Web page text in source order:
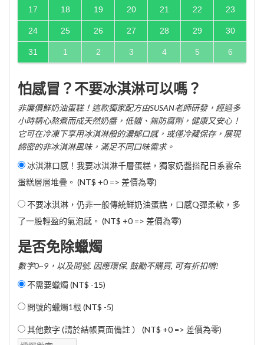
17 18 19 20 21 22 23
24 25 26 27 28 29 30
31 1 2 3 4 5 6
怕感冒？不要冰淇淋可以嗎？
非廉價鮮奶油蛋糕！這款獨家配方由SUSAN老師研發，經過多
小時精心熬煮而成天然奶醬，低糖、無防腐劑，健康又安心！
它可在冷凍下享用冰淇淋般的濃郁口感，或僅冷藏保存，展現
綿密的非冰淇淋風味，滿足不同口味需求。
冰淇淋口感！我要冰淇淋千層蛋糕，獨家奶醬搭配日系雲朵
蛋糕層層堆疊。 (NT$ +0 => 差價為零)
不要冰淇淋，仍非一般傳統鮮奶油蛋糕，口感Q彈柔軟，多
了一股輕盈的氣泡感。 (NT$ +0 => 差價為零)
是否免除蠟燭
數字0~9，以及問號. 因應環保, 鼓勵不購買, 可有折扣唷!
不需要蠟燭 (NT$ -15)
問號的蠟燭1根 (NT$ -5)
其他數字 (請於結帳頁面備註 ） (NT$ +0 => 差價為零)